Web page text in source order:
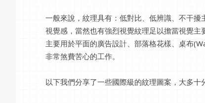
一般來說，紋理具有：低對比、低辨識、不干
視覺感，當然也有強烈視覺紋理足以擔當視覺
主要用於平面的廣告設計、部落格花樣、桌布
非常煞費苦心的工作。
以下我們分享了一些國際級的紋理圖案，大多十